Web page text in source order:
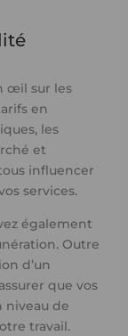
œil sur les
en
les
et
influencer
services.
également
Outre
d’un
que vos
de
travail.